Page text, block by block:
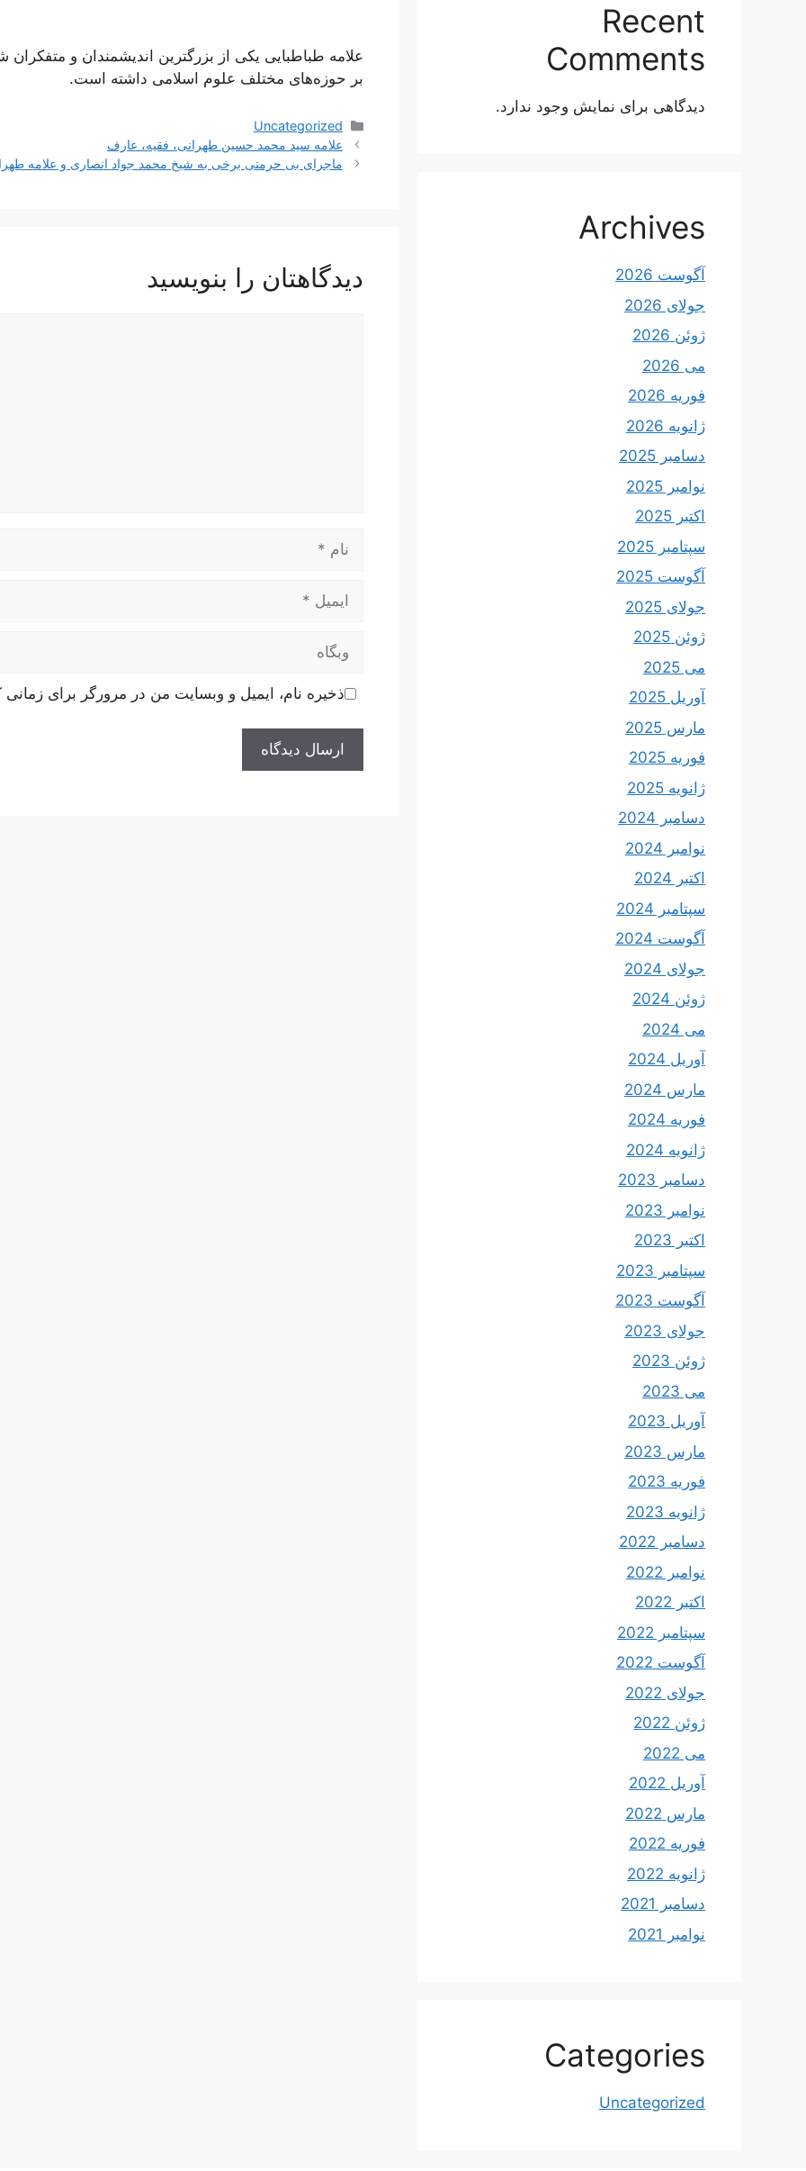
علامه طباطبایی یکی از بزرگترین اندیشمندان و متفکران
بر حوزه‌های مختلف علوم اسلامی داشته است.
دسته‌ها
Uncategorized
ناوبری
نوشته‌ها
علامه سید محمد حسین طهرانی، فقیه، عارف
ماجرای بی حرمتی برخی به شیخ محمد جواد انصاری و علامه
دیدگاهتان را بنویسید
ایمیل
وبگاه
ذخیره نام، ایمیل و وبسایت من در مرورگر برای
Recent
Comments
دیدگاهی برای نمایش وجود ندارد.
Archives
آگوست 2026
جولای 2026
ژوئن 2026
می 2026
فوریه 2026
ژانویه 2026
دسامبر 2025
نوامبر 2025
اکتبر 2025
سپتامبر 2025
آگوست 2025
جولای 2025
ژوئن 2025
می 2025
آوریل 2025
مارس 2025
فوریه 2025
ژانویه 2025
دسامبر 2024
نوامبر 2024
اکتبر 2024
سپتامبر 2024
آگوست 2024
جولای 2024
ژوئن 2024
می 2024
آوریل 2024
مارس 2024
فوریه 2024
ژانویه 2024
دسامبر 2023
نوامبر 2023
اکتبر 2023
سپتامبر 2023
آگوست 2023
جولای 2023
ژوئن 2023
می 2023
آوریل 2023
مارس 2023
فوریه 2023
ژانویه 2023
دسامبر 2022
نوامبر 2022
اکتبر 2022
سپتامبر 2022
آگوست 2022
جولای 2022
ژوئن 2022
می 2022
آوریل 2022
مارس 2022
فوریه 2022
ژانویه 2022
دسامبر 2021
نوامبر 2021
Categories
Uncategorized